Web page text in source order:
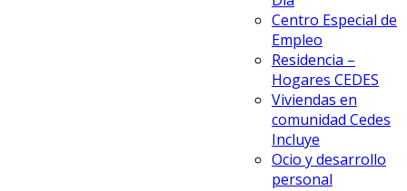
Centro Especial de
Empleo
Residencia –
Hogares CEDES
Viviendas en
comunidad Cedes
Incluye
Ocio y desarrollo
personal